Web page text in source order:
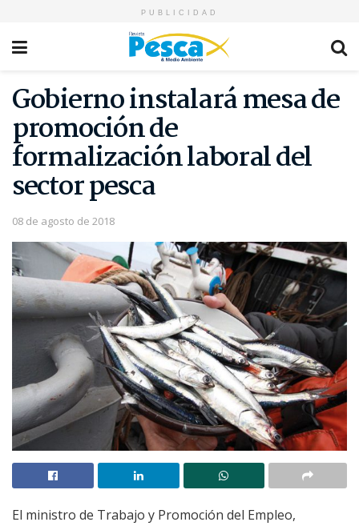
PUBLICIDAD
Gobierno instalará mesa de
promoción de
formalización laboral del
sector pesca
08 de agosto de 2018
El ministro de Trabajo y Promoción del Empleo,